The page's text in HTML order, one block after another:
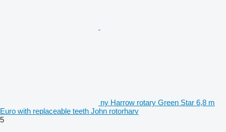
ny Harrow rotary Green Star 6,8 m
Euro with replaceable teeth John rotorharv
5